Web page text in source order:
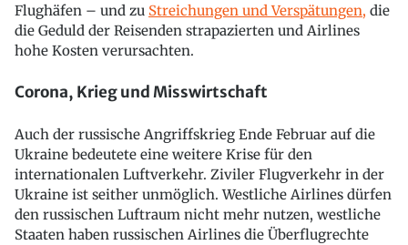
Flughäfen – und zu Streichungen und Verspätungen, die
die Geduld der Reisenden strapazierten und Airlines
hohe Kosten verursachten.
Corona, Krieg und Misswirtschaft
Auch der russische Angriffskrieg Ende Februar auf die
Ukraine bedeutete eine weitere Krise für den
internationalen Luftverkehr. Ziviler Flugverkehr in der
Ukraine ist seither unmöglich. Westliche Airlines dürfen
den russischen Luftraum nicht mehr nutzen, westliche
Staaten haben russischen Airlines die Überflugrechte